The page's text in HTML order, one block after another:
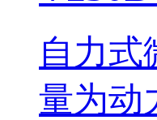
自力式
量为动